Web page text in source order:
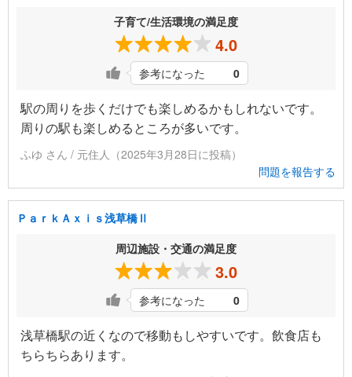
子育て/生活環境の満足度
4.0
参考になった 0
駅の周りを歩くだけでも楽しめるかもしれないです。
周りの駅も楽しめるところが多いです。
ふゆ さん / 元住人（2025年3月28日に投稿）
問題を報告する
ＰａｒｋＡｘｉｓ浅草橋Ⅱ
周辺施設・交通の満足度
3.0
参考になった 0
浅草橋駅の近くなので移動もしやすいです。飲食店も
ちらちらあります。